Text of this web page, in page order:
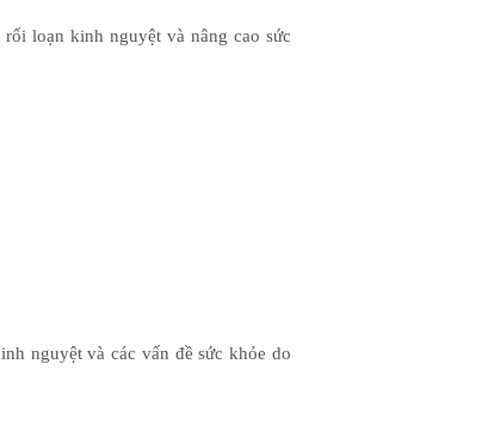
loạn kinh nguyệt và nâng cao sức
nguyệt và các vấn đề sức khỏe do